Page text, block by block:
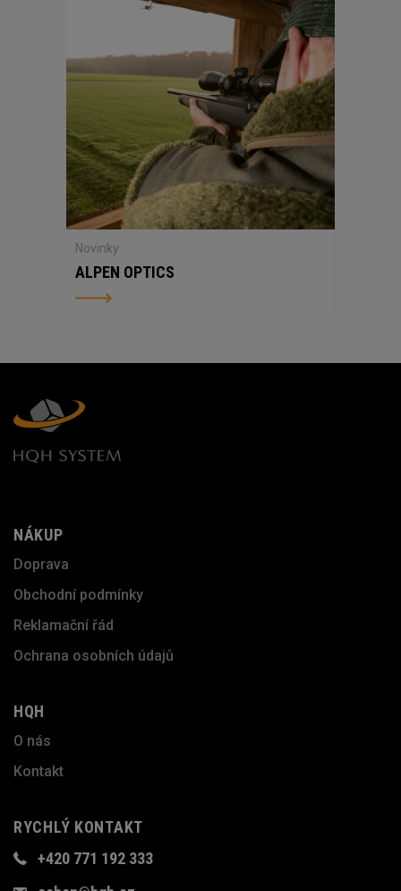
Novinky
ALPEN OPTICS
NÁKUP
Doprava
Obchodní podmínky
Reklamační řád
Ochrana osobních údajů
HQH
O nás
Kontakt
RYCHLÝ KONTAKT
+420 771 192 333